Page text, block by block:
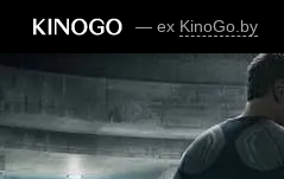
— ex KinoGo.by